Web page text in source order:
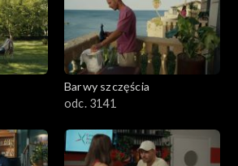
Barwy szczęścia
odc. 3141